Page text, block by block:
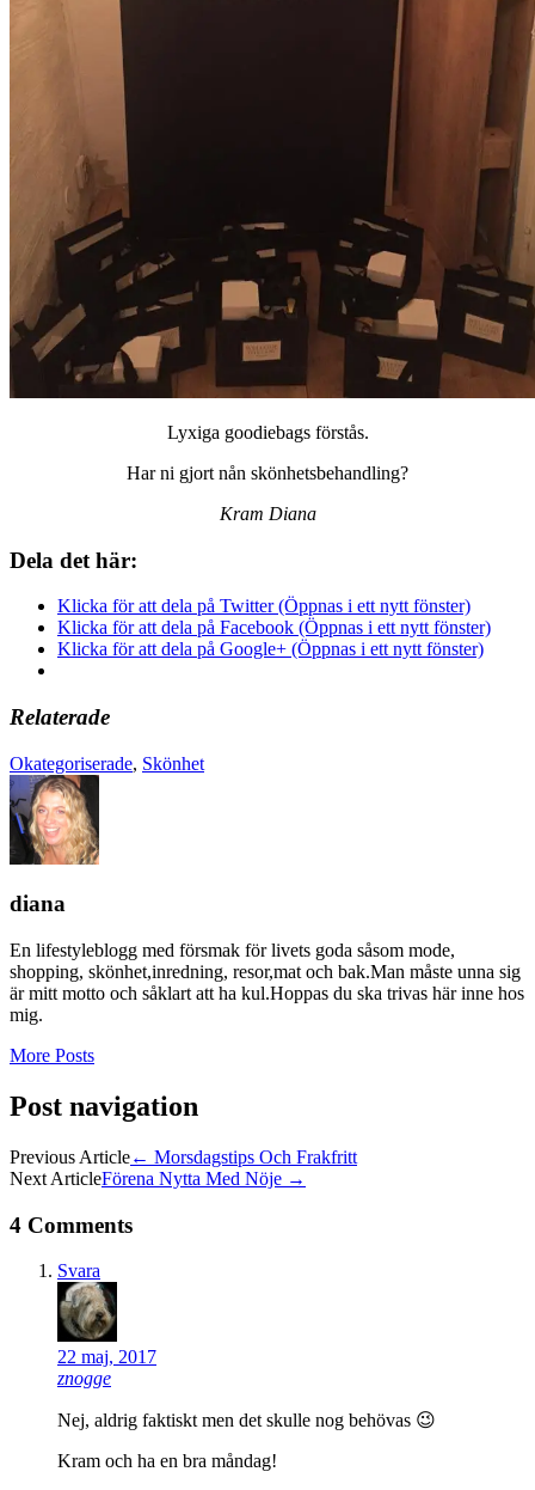
Lyxiga goodiebags förstås.
Har ni gjort nån skönhetsbehandling?
Kram Diana
Dela det här:
Klicka för att dela på Twitter (Öppnas i ett nytt fönster)
Klicka för att dela på Facebook (Öppnas i ett nytt fönster)
Klicka för att dela på Google+ (Öppnas i ett nytt fönster)
Relaterade
Okategoriserade, Skönhet
diana
En lifestyleblogg med försmak för livets goda såsom mode,
shopping, skönhet,inredning, resor,mat och bak.Man måste unna sig
är mitt motto och såklart att ha kul.Hoppas du ska trivas här inne hos
mig.
More Posts
Post navigation
Previous Article← Morsdagstips Och Frakfritt
Next ArticleFörena Nytta Med Nöje →
4 Comments
Svara
22 maj, 2017
znogge
Nej, aldrig faktiskt men det skulle nog behövas 😉
Kram och ha en bra måndag!